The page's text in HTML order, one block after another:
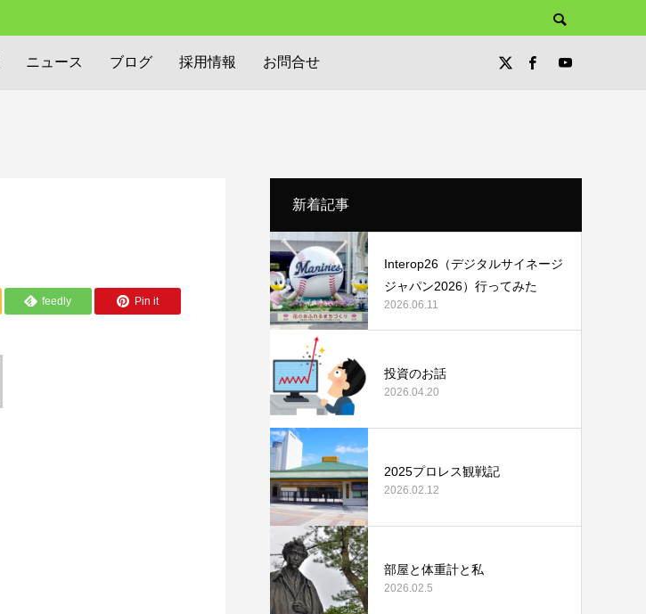
ニュース ブログ 採用情報 お問合せ
feedly Pin it
新着記事
Interop26（デジタルサイネージ
ジャパン2026）行ってみた
2026.06.11
投資のお話
2026.04.20
2025プロレス観戦記
2026.02.12
部屋と体重計と私
2026.02.5